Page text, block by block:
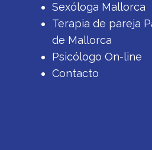
Sexóloga Mallorca
Terapia de pareja
de Mallorca
Psicólogo On-line
Contacto